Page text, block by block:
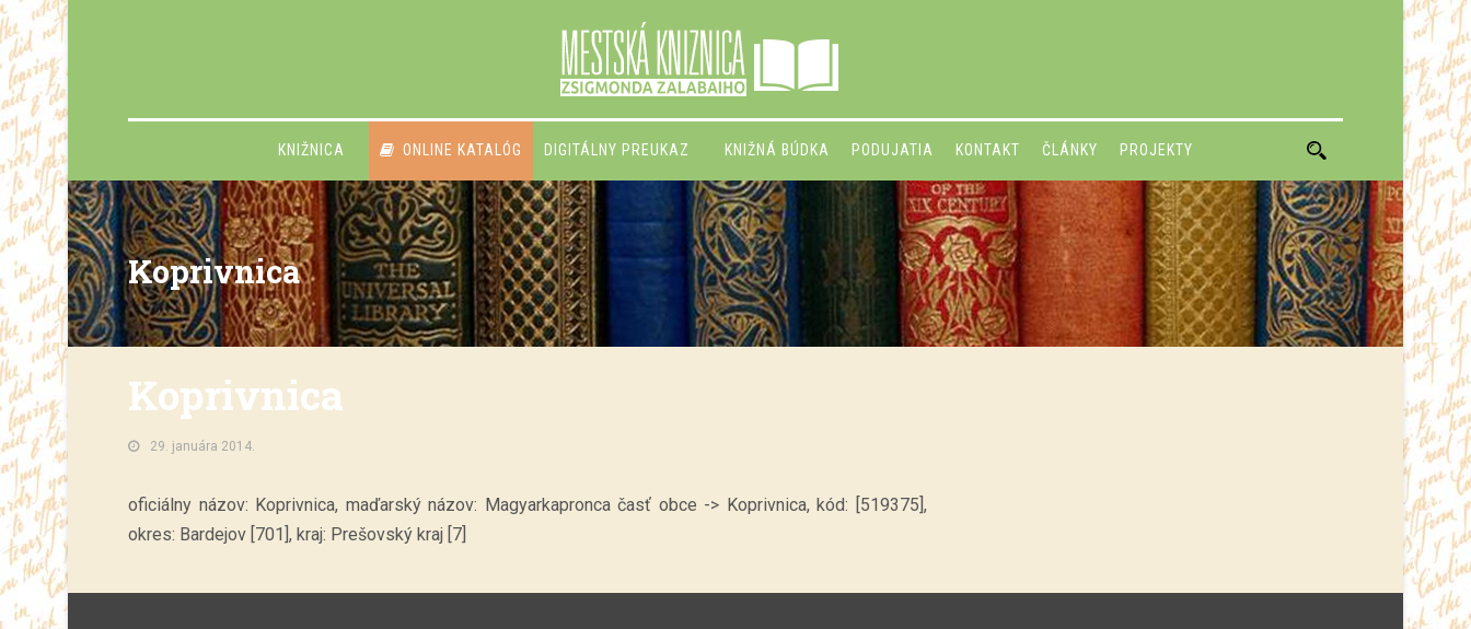
KNIŽNICA ONLINE KATALÓG DIGITÁLNY PREUKAZ KNIŽNÁ BÚDKA PODUJATIA KONTAKT ČLÁNKY PROJEKTY
Koprivnica
Koprivnica
29. januára 2014.
oficiálny názov: Koprivnica, maďarský názov: Magyarkapronca časť obce -> Koprivnica, kód: [519375],
okres: Bardejov [701], kraj: Prešovský kraj [7]